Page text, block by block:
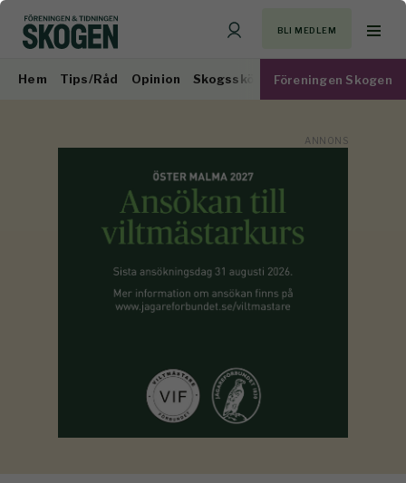
BLI MEDLEM
Hem Tips/Råd Opinion Skogsskötsel Virkesmarknad
Föreningen Skogen